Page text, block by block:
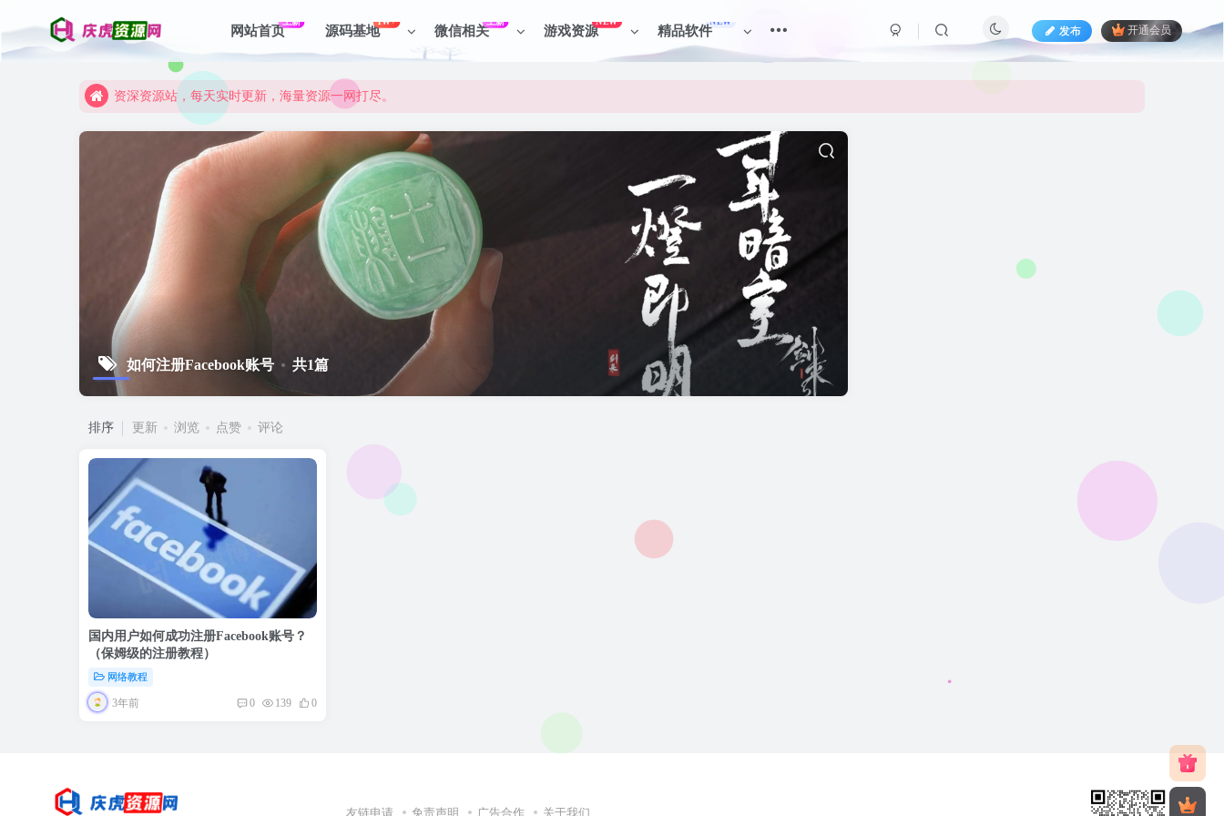
网站首页
上新
源码基地
1W+
微信相关
上新
游戏资源
NEW
精品软件
NEW
发布 开通会员
资深资源站，每天实时更新，海量资源一网打尽。
【启明网】找项目 + 低成本创业 + 减少信息差 + 见识各种项目 + 提升网创认知。
资深资源站，每天实时更新，海量资源一网打尽。
【启明网】找项目 + 低成本创业 + 减少信息差 + 见识各种项目 + 提升网创认知。
如何注册Facebook账号 共1篇
排序 更新 浏览 点赞 评论
国内用户如何成功注册Facebook账号？
（保姆级的注册教程）
网络教程
3年前 0 139 0
友链申请 免责声明 广告合作 关于我们